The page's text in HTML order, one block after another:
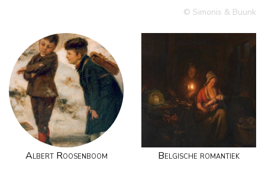
© Simonis & Buunk
Albert Roosenboom Belgische romantiek